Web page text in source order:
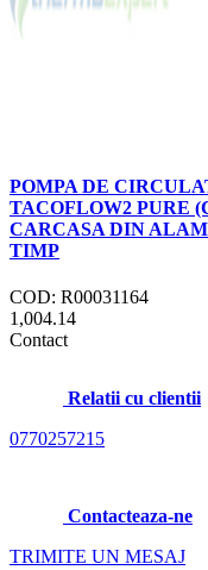
POMPA DE
TACOFLOW2 PURE
CARCASA DIN
TIMP
COD: R00031164
1,004.14
Contact
Relatii cu clientii
0770257215
Contacteaza-ne
TRIMITE UN MESAJ